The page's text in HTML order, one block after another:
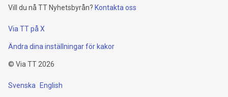
Vill du nå TT Nyhetsbyrån? Kontakta oss
Via TT på X
Ändra dina inställningar för kakor
© Via TT 2026
Svenska English